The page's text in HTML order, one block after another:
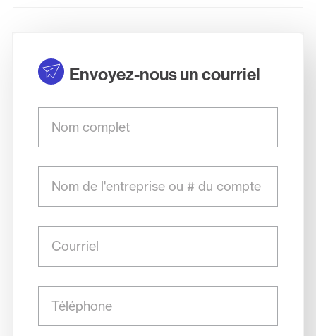
Envoyez-nous un courriel
complet
de
l'entreprise
ou
du
compte